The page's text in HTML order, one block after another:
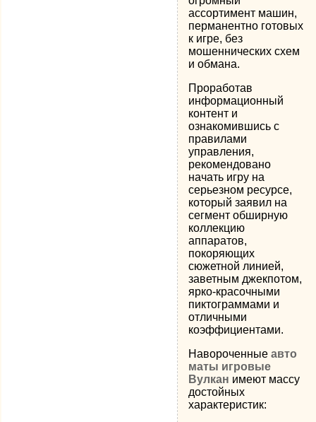
ассортимент машин,
перманентно готовых
к игре, без
мошеннических схем
и обмана.
Проработав
информационный
контент и
ознакомившись с
правилами
управления,
рекомендовано
начать игру на
серьезном ресурсе,
который заявил на
сегмент обширную
коллекцию
аппаратов,
покоряющих
сюжетной линией,
заветным джекпотом,
ярко-красочными
пиктограммами и
отличными
коэффициентами.
Навороченныеавто
маты игровые
Вулкан имеют массу
достойных
характеристик: